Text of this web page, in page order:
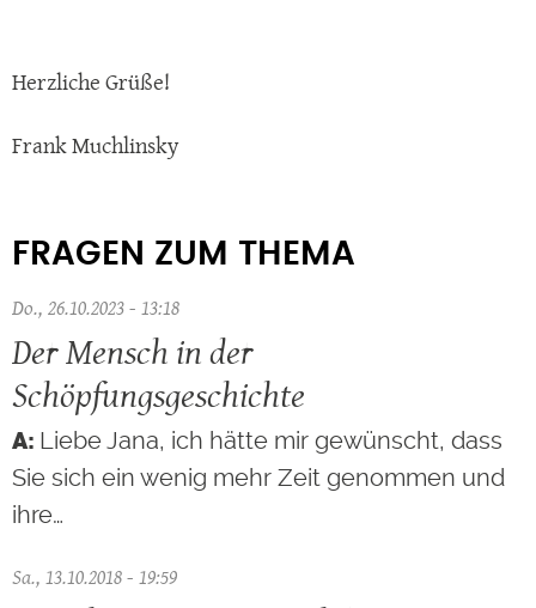
Herzliche Grüße!
Frank Muchlinsky
FRAGEN ZUM THEMA
Do., 26.10.2023 - 13:18
Der Mensch in der
Schöpfungsgeschichte
Liebe Jana, ich hätte mir gewünscht, dass
Sie sich ein wenig mehr Zeit genommen und
ihre…
Sa., 13.10.2018 - 19:59